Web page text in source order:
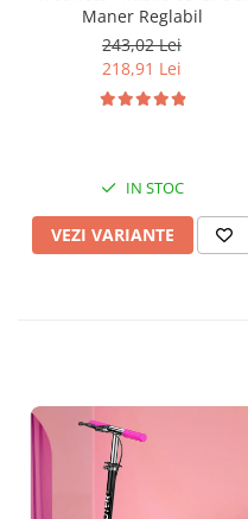
Maner Reglabil
243,02 Lei
218,91 Lei
IN STOC
VEZI VARIANTE